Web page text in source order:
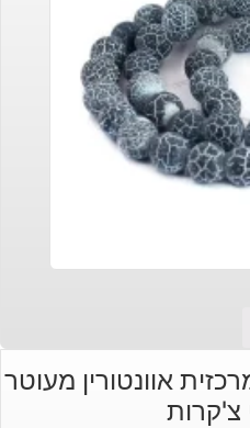
אוונטורין מעוטר